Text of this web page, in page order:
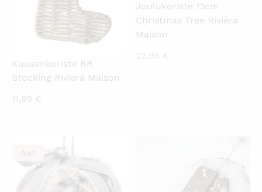
Kuusenkoriste RR
Stocking Riviera Maison
11,95 €
Joulukoriste 13cm
Christmas Tree Rivièra
Maison
22,95 €
Ale! KATSO PIKANÄKYMÄ